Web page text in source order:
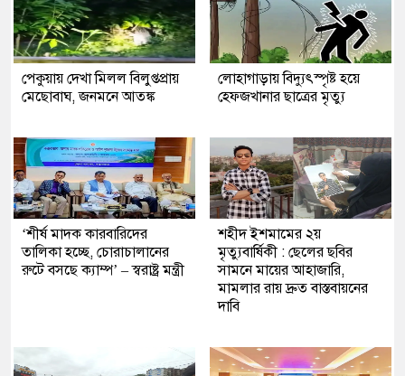
পেকুয়ায় দেখা মিলল বিলুপ্তপ্রায়
মেছোবাঘ, জনমনে আতঙ্ক
লোহাগাড়ায় বিদ্যুৎস্পৃষ্ট হয়ে
হেফজখানার ছাত্রের মৃত্যু
‘শীর্ষ মাদক কারবারিদের
তালিকা হচ্ছে, চোরাচালানের
রুটে বসছে ক্যাম্প’ – স্বরাষ্ট্র মন্ত্রী
শহীদ ইশমামের ২য়
মৃত্যুবার্ষিকী : ছেলের ছবির
সামনে মায়ের আহাজারি,
মামলার রায় দ্রুত বাস্তবায়নের
দাবি